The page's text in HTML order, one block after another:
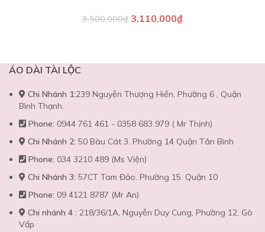
3,500,000₫ 3,110,000₫
ÁO DÀI TÀI LỘC
Chi Nhánh 1:239 Nguyễn Thượng Hiền, Phường 6 , Quận
Bình Thạnh.
Phone: 0944 761 461 - 0358 683 979 ( Mr Thịnh)
Chi Nhánh 2: 50 Bàu Cát 3. Phường 14 Quận Tân Bình
Phone: 034 3210 489 (Ms Viện)
Chi Nhánh 3: 57CT Tam Đảo. Phường 15. Quận 10
Phone: 09 4121 8787 (Mr An)
Chi nhánh 4 : 218/36/1A, Nguyễn Duy Cung, Phường 12, Gò
Vấp